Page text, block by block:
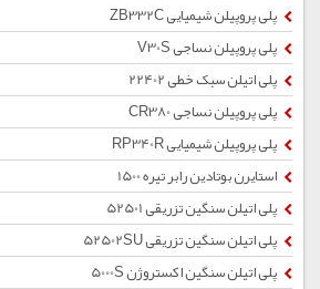
پلی پروپیلن شیمیایی ZB332C
پلی پروپیلن نساجی V30S
پلی اتیلن سبک خطی 22402
پلی پروپیلن نساجی CR380
پلی پروپیلن شیمیایی RP340R
استایرن بوتادین رابر تیره 1500
پلی اتیلن سنگین تزریقی 52501
پلی اتیلن سنگین تزریقی 52502SU
پلی اتیلن سنگین اکستروژن 5000S